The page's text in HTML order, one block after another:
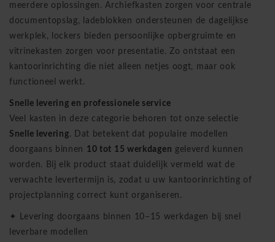
meerdere oplossingen. Archiefkasten zorgen voor centrale
documentopslag, ladeblokken ondersteunen de dagelijkse
werkplek, lockers bieden persoonlijke opbergruimte en
vitrinekasten zorgen voor presentatie. Zo ontstaat een
kantoorinrichting die niet alleen netjes oogt, maar ook
functioneel werkt.
Snelle levering en professionele service
Veel kasten in deze categorie behoren tot onze selectie
Snelle levering. Dat betekent dat populaire modellen
doorgaans binnen 10 tot 15 werkdagen geleverd kunnen
worden. Bij elk product staat duidelijk vermeld wat de
verwachte levertermijn is, zodat u uw kantoorinrichting of
projectplanning correct kunt organiseren.
✦ Levering doorgaans binnen 10–15 werkdagen bij snel
leverbare modellen